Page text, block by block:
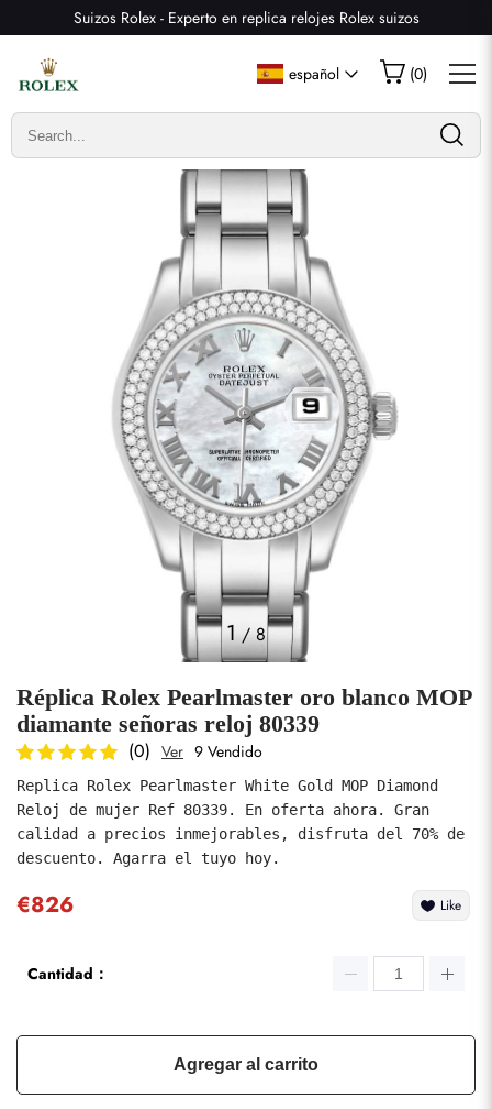
Suizos Rolex - Experto en replica relojes Rolex suizos
español (0)
1/8
Réplica Rolex Pearlmaster oro blanco MOP
diamante señoras reloj 80339
(0) Ver 9 Vendido
Replica Rolex Pearlmaster White Gold MOP Diamond
Reloj de mujer Ref 80339. En oferta ahora. Gran
calidad a precios inmejorables, disfruta del 70% de
descuento. Agarra el tuyo hoy.
€826 Like
Cantidad：
Agregar al carrito
Escribir una reseña
Solo los clientes que hayan comprado este artículo pueden
dejar una reseña.
enviar